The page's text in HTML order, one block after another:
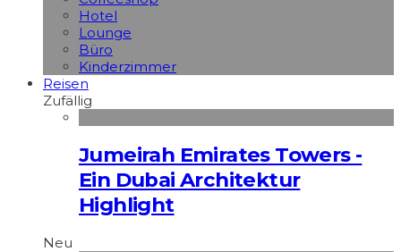
Hotel
Lounge
Büro
Kinderzimmer
Reisen
Zufällig
Jumeirah Emirates Towers -
Ein Dubai Architektur
Highlight
Neu